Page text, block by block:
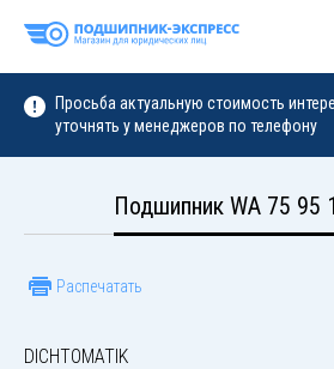
Просьба актуальную стоимость
уточнять у менеджеров по телефону
Подшипник WA 75 95
Распечатать
DICHTOMATIK